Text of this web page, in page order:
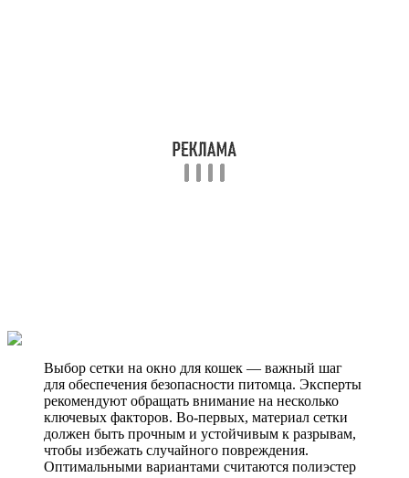
Выбор сетки на окно для кошек — важный шаг
для обеспечения безопасности питомца. Эксперты
рекомендуют обращать внимание на несколько
ключевых факторов. Во-первых, материал сетки
должен быть прочным и устойчивым к разрывам,
чтобы избежать случайного повреждения.
Оптимальными вариантами считаются полиэстер